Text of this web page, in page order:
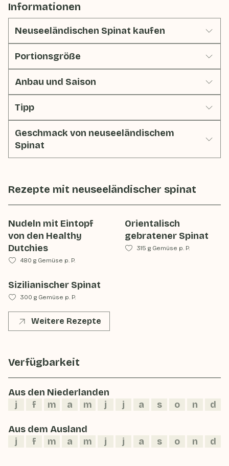
Informationen
Neuseeländischen Spinat kaufen
Portionsgröße
Anbau und Saison
Tipp
Geschmack von neuseeländischem
Spinat
Rezepte mit neuseeländischer spinat
Nudeln mit Eintopf
von den Healthy
Dutchies
480 g Gemüse p. P.
Orientalisch
gebratener Spinat
315 g Gemüse p. P.
Sizilianischer Spinat
300 g Gemüse p. P.
Weitere Rezepte
Verfügbarkeit
Aus den Niederlanden
j
f m a m j j a s o n d
Aus dem Ausland
j
f m a m j j a s o n d